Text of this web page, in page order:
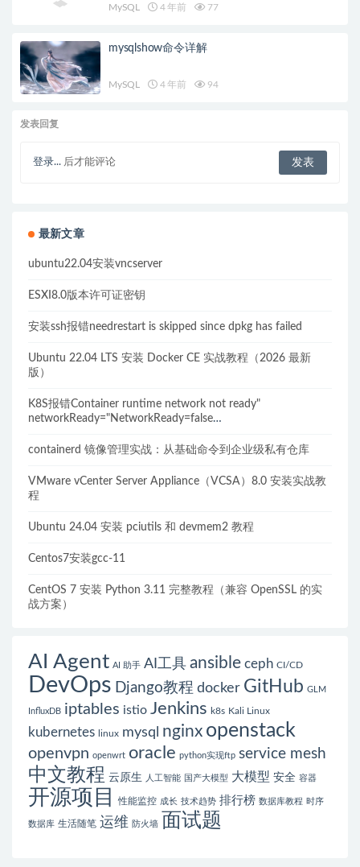
MySQL 4 年前 77
mysqlshow命令详解
MySQL 4 年前 94
发表回复
登录... 后才能评论
最新文章
ubuntu22.04安装vncserver
ESXI8.0版本许可证密钥
安装ssh报错needrestart is skipped since dpkg has failed
Ubuntu 22.04 LTS 安装 Docker CE 实战教程（2026 最新
版）
K8S报错Container runtime network not ready"
networkReady="NetworkReady=false
containerd 镜像管理实战：从基础命令到企业级私有仓库
VMware vCenter Server Appliance（VCSA）8.0 安装实战教
程
Ubuntu 24.04 安装 pciutils 和 devmem2 教程
Centos7安装gcc-11
CentOS 7 安装 Python 3.11 完整教程（兼容 OpenSSL 的实
战方案）
AI Agent AI 助手 AI工具 ansible ceph CI/CD
DevOps Django教程 docker GitHub GLM
InfluxDB iptables istio Jenkins k8s Kali Linux
kubernetes linux mysql nginx openstack
openvpn openwrt oracle python实现ftp service mesh
中文教程 云原生 人工智能 国产大模型 大模型 安全 容器
开源项目 性能监控 成长 技术趋势 排行榜 数据库教程 时序
数据库 生活随笔 运维 防火墙 面试题